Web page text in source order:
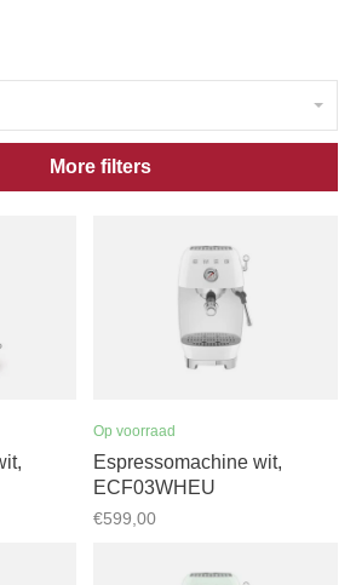
More filters
Op voorraad
Espressomachine wit,
ECF03WHEU
€599,00